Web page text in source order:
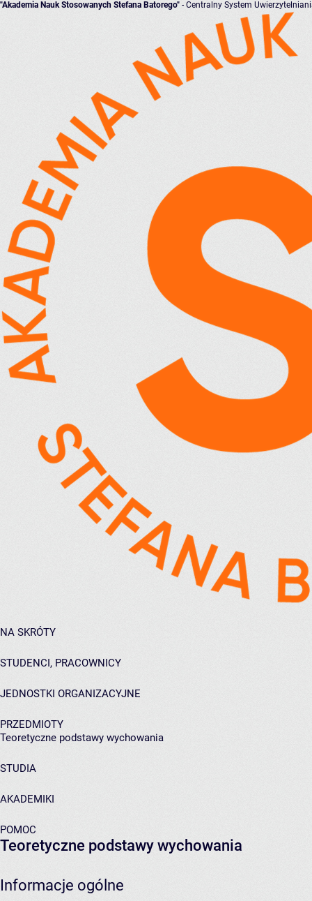
"Akademia Nauk Stosowanych Stefana Batorego" - Centralny System
NA SKRÓTY
STUDENCI, PRACOWNICY
JEDNOSTKI ORGANIZACYJNE
PRZEDMIOTY
Teoretyczne podstawy wychowania
STUDIA
AKADEMIKI
POMOC
Teoretyczne podstawy wychowania
Informacje ogólne